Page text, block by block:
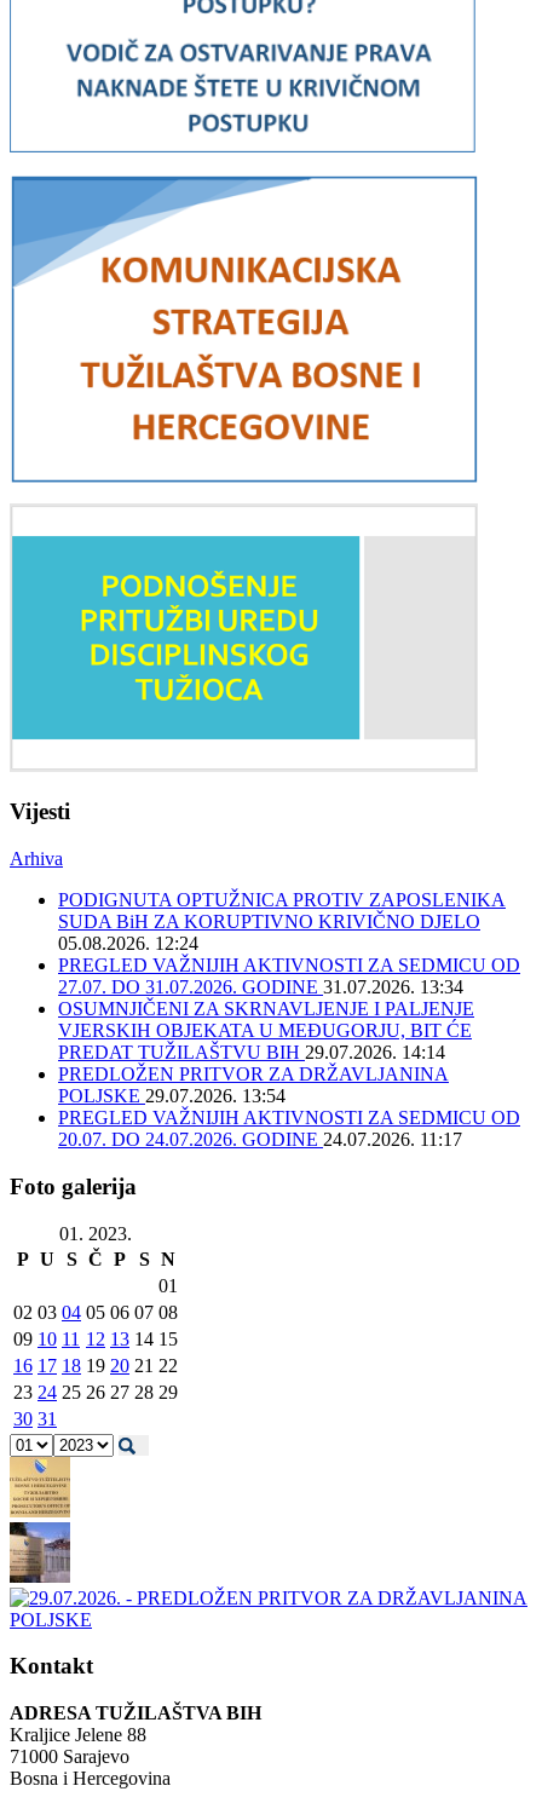
Vijesti
Arhiva
PODIGNUTA OPTUŽNICA PROTIV ZAPOSLENIKA
SUDA BiH ZA KORUPTIVNO KRIVIČNO DJELO
05.08.2026. 12:24
PREGLED VAŽNIJIH AKTIVNOSTI ZA SEDMICU OD
27.07. DO 31.07.2026. GODINE 31.07.2026. 13:34
OSUMNJIČENI ZA SKRNAVLJENJE I PALJENJE
VJERSKIH OBJEKATA U MEĐUGORJU, BIT ĆE
PREDAT TUŽILAŠTVU BIH 29.07.2026. 14:14
PREDLOŽEN PRITVOR ZA DRŽAVLJANINA
POLJSKE 29.07.2026. 13:54
PREGLED VAŽNIJIH AKTIVNOSTI ZA SEDMICU OD
20.07. DO 24.07.2026. GODINE 24.07.2026. 11:17
Foto galerija
01. 2023.
P U S Č P S N
01
02 03 04 05 06 07 08
09 10 11 12 13 14 15
16 17 18 19 20 21 22
23 24 25 26 27 28 29
30 31
Kontakt
ADRESA TUŽILAŠTVA BIH
Kraljice Jelene 88
71000 Sarajevo
Bosna i Hercegovina